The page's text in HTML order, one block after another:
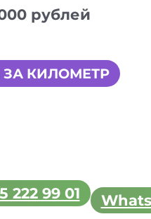
рублей
ЗА КИЛОМЕТР
222 99 01